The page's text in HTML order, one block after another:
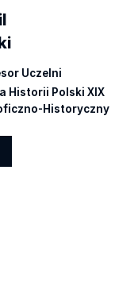
Uczelni
Historii Polski XIX
Historyczny